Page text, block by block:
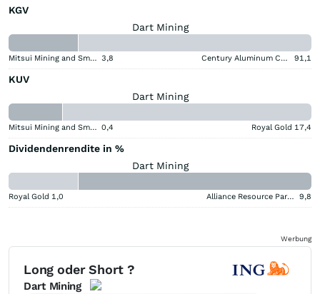
KGV
Dart Mining
Mitsui Mining and Smelting Company 3,8 Century Aluminum Company 91,1
KUV
Dart Mining
Mitsui Mining and Smelting Company 0,4 Royal Gold 17,4
Dividendenrendite in %
Dart Mining
Royal Gold 1,0 Alliance Resource Partners 9,8
Werbung
Long oder Short ?
Dart Mining